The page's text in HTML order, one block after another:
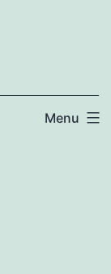
Menu